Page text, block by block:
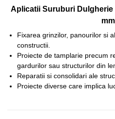
Aplicatii Suruburi Dulgherie
Fixarea grinzilor, panourilor si
constructii.
Proiecte de tamplarie precum
gardurilor sau structurilor din
Reparatii si consolidari ale
Proiecte diverse care implica